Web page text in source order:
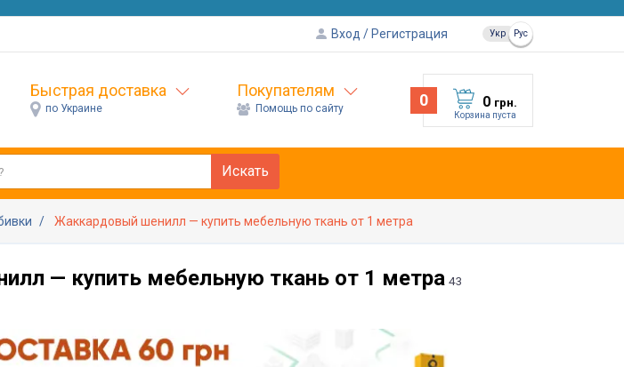
Вход Регистрация Укр Рус
Быстрая доставка
по Украине
Покупателям
Помощь по сайту 0 0 грн.
Корзина пуста
Искать
Жаккардовый шенилл — купить мебельную ткань от 1 метра
— купить мебельную ткань от 1 метра 43